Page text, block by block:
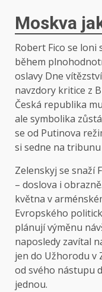
Moskva
Robert Fico se
během
oslavy Dne
navzdory kritice z
Česká republika
ale symbolika
se od Putinova
si sedne na
Zelenskyj se snaží
– doslova i
května v
Evropského
plánují výměnu
naposledy zavítal
jen do Užhorodu v
od svého nástupu
jednou.